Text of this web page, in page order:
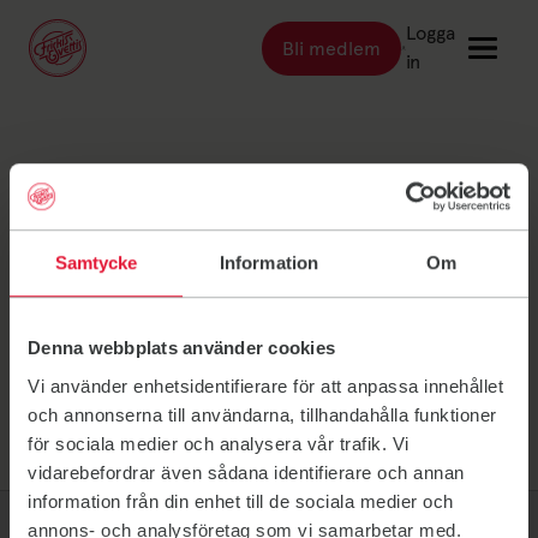
Samtycke Information Om
Denna webbplats använder cookies
Vi använder enhetsidentifierare för att anpassa innehållet
och annonserna till användarna, tillhandahålla funktioner
för sociala medier och analysera vår trafik. Vi
vidarebefordrar även sådana identifierare och annan
information från din enhet till de sociala medier och
annons- och analysföretag som vi samarbetar med.
Länk till: Bli medlem
Bli medlem
Logga
in
Länk till: Träna
Träna
Länk till: Träningsställen
Träningsställen
Länk till: Event & kurser
Event & kurser
Länk till: Schema
Schema
Logga in
Stockholm
Hagastan